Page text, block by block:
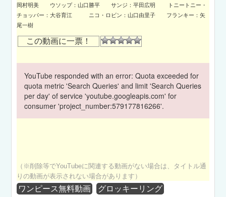
岡村明美 ウソップ：山口勝平 サンジ：平田広明 トニートニー・
チョッパー：大谷育江 ニコ・ロビン：山口由里子 フランキー：矢
尾一樹
この動画に一票！
YouTube responded with an error: Quota exceeded for
quota metric 'Search Queries' and limit 'Search Queries
per day' of service 'youtube.googleapis.com' for
consumer 'project_number:579177816266'.
（※削除等でYouTubeに関連する動画がない場合は、タイトル通
りの動画が表示されない場合があります）
ワンピース無料動画 グロッキーリング